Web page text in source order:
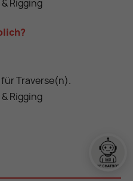
Rigging
Traverse(n).
Rigging